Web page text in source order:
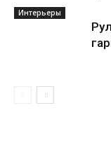
Интерьеры